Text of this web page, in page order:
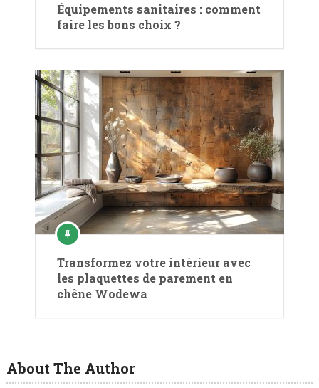
Équipements sanitaires : comment
faire les bons choix ?
Transformez votre intérieur avec
les plaquettes de parement en
chêne Wodewa
About The Author